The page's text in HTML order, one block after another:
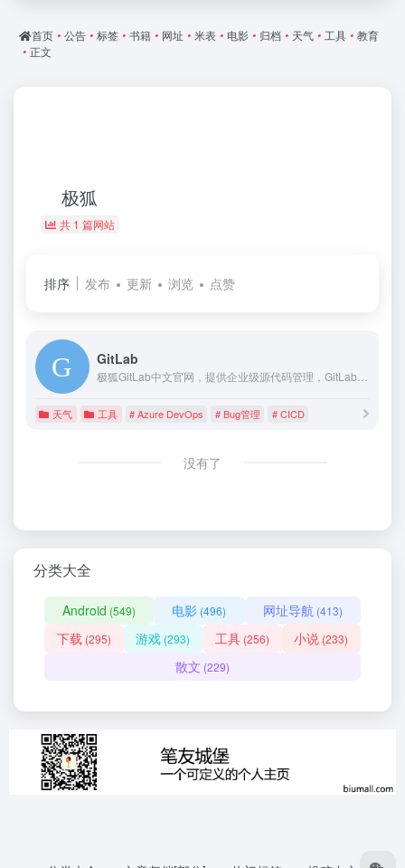
首页 • 公告 • 标签 • 书籍 • 网址 • 米表 • 电影 • 归档 • 天气 • 工具 • 教育
• 正文
极狐
共 1 篇网站
排序 发布 更新 浏览 点赞
GitLab
天气 工具 # Azure DevOps # Bug管理 # CICD
没有了
分类大全
Android (549) 电影 (496) 网址导航 (413)
下载 (295) 游戏 (293) 工具(256) 小说 (233)
散文 (229)